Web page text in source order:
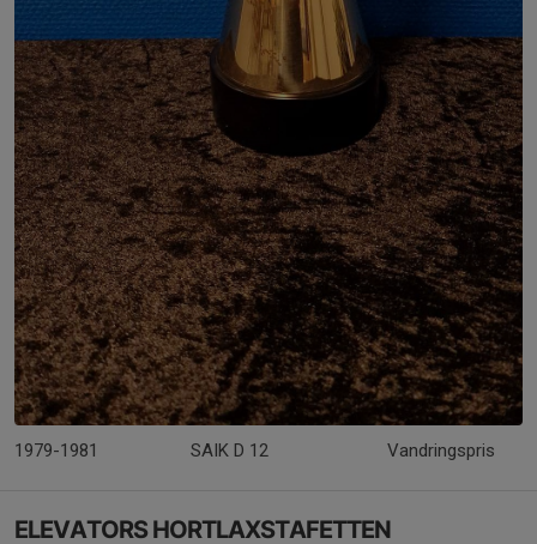
1979-1981 SAIK D 12 Vandringspris
ELEVATORS HORTLAXSTAFETTEN